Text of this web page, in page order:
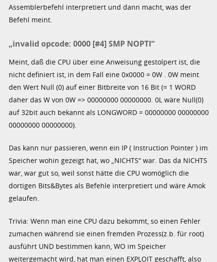
Assemblerbefehl interpretiert und dann macht, was der
Befehl meint.
„invalid opcode: 0000 [#4] SMP NOPTI“
Meint, daß die CPU über eine Anweisung gestolpert ist, die
nicht definiert ist, in dem Fall eine 0x0000 = 0W . 0W meint
den Wert Null (0) auf einer Bitbreite von 16 Bit (= 1 WORD
daher das W von 0W => 00000000 00000000. 0L wäre Null(0)
auf 32bit auch bekannt als LONGWORD = 00000000 00000000
00000000 00000000).
Das kann nur passieren, wenn ein IP ( Instruction Pointer ) im
Speicher wohin gezeigt hat, wo „NICHTS“ war. Das da NICHTS
war, war gut so, weil sonst hätte die CPU womöglich die
dortigen Bits&Bytes als Befehle interpretiert und wäre Amok
gelaufen.
Trivia: Wenn man eine CPU dazu bekommt, so einen Fehler
zumachen während sie einen fremden Prozess(z.b. für root)
ausführt UND bestimmen kann, WO im Speicher
weitergemacht wird, hat man einen EXPLOIT geschafft, also